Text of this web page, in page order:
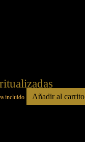
incluido Añadir al carrito